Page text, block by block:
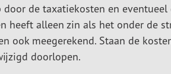
de taxatiekosten en
heeft alleen zin als het onder de
ook meegerekend. Staan de
doorlopen.